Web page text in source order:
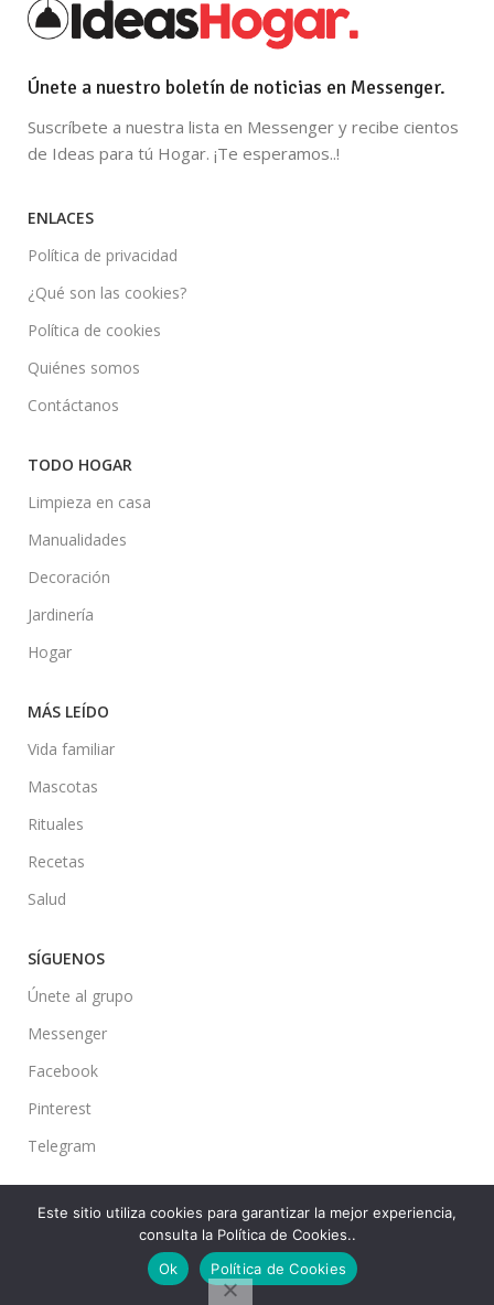
Únete a nuestro boletín de noticias en Messenger.
Suscríbete a nuestra lista en Messenger y recibe cientos
de Ideas para tú Hogar. ¡Te esperamos..!
ENLACES
Política de privacidad
¿Qué son las cookies?
Política de cookies
Quiénes somos
Contáctanos
TODO HOGAR
Limpieza en casa
Manualidades
Decoración
Jardinería
Hogar
MÁS LEÍDO
Vida familiar
Mascotas
Rituales
Recetas
Salud
SÍGUENOS
Únete al grupo
Messenger
Facebook
Pinterest
Telegram
2022 Created ByCMS. Premium Blog Solutions.
Este sitio utiliza cookies para garantizar la mejor experiencia,
consulta la Política de Cookies..
Ok
Política de Cookies